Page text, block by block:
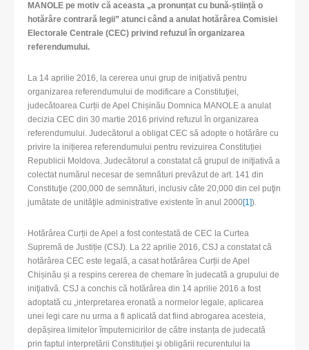
MANOLE pe motiv că aceasta „a pronunțat cu bună-știință o
hotărâre contrară legii” atunci când a anulat hotărârea Comisiei
Electorale Centrale (CEC) privind refuzul în organizarea
referendumului.
La 14 aprilie 2016, la cererea unui grup de iniţiativă pentru
organizarea referendumului de modificare a Constituţiei,
judecătoarea Curții de Apel Chișinău Domnica MANOLE a anulat
decizia CEC din 30 martie 2016 privind refuzul în organizarea
referendumului. Judecătorul a obligat CEC să adopte o hotărâre cu
privire la inițierea referendumului pentru revizuirea Constituției
Republicii Moldova. Judecătorul a constatat că grupul de iniţiativă a
colectat numărul necesar de semnături prevăzut de art. 141 din
Constituţie (200,000 de semnături, inclusiv câte 20,000 din cel puţin
jumătate de unităţile administrative existente în anul 2000[1]).
Hotărârea Curții de Apel a fost contestată de CEC la Curtea
Supremă de Justiție (CSJ). La 22 aprilie 2016, CSJ a constatat că
hotărârea CEC este legală, a casat hotărârea Curții de Apel
Chișinău și a respins cererea de chemare în judecată a grupului de
iniţiativă. CSJ a conchis că hotărârea din 14 aprilie 2016 a fost
adoptată cu „interpretarea eronată a normelor legale, aplicarea
unei legi care nu urma a fi aplicată dat fiind abrogarea acesteia,
depășirea limitelor împuternicirilor de către instanța de judecată
prin faptul interpretării Constituției şi obligării recurentului la